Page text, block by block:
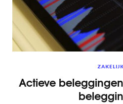
ZAKELIJK
Actieve